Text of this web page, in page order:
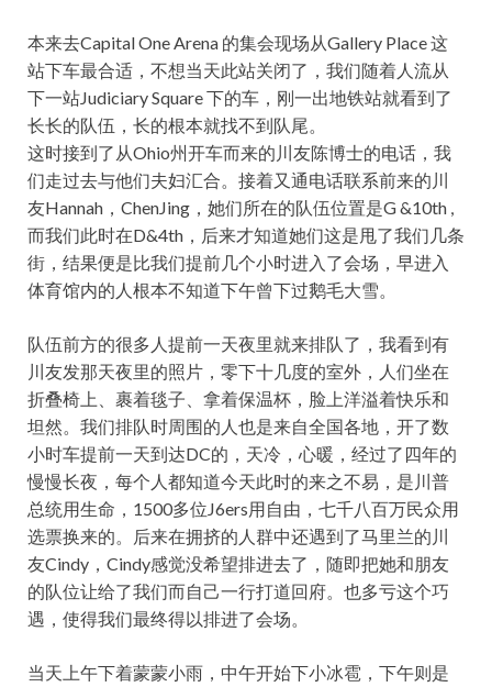
本来去Capital One Arena 的集会现场从Gallery Place 这
站下车最合适，不想当天此站关闭了，我们随着人流从
下一站Judiciary Square 下的车，刚一出地铁站就看到了
长长的队伍，长的根本就找不到队尾。
这时接到了从Ohio州开车而来的川友陈博士的电话，我
们走过去与他们夫妇汇合。接着又通电话联系前来的川
友Hannah，ChenJing，她们所在的队伍位置是G &10th ,
而我们此时在D&4th，后来才知道她们这是甩了我们几条
街，结果便是比我们提前几个小时进入了会场，早进入
体育馆内的人根本不知道下午曾下过鹅毛大雪。
队伍前方的很多人提前一天夜里就来排队了，我看到有
川友发那天夜里的照片，零下十几度的室外，人们坐在
折叠椅上、裹着毯子、拿着保温杯，脸上洋溢着快乐和
坦然。我们排队时周围的人也是来自全国各地，开了数
小时车提前一天到达DC的，天冷，心暖，经过了四年的
慢慢长夜，每个人都知道今天此时的来之不易，是川普
总统用生命，1500多位J6ers用自由，七千八百万民众用
选票换来的。后来在拥挤的人群中还遇到了马里兰的川
友Cindy，Cindy感觉没希望排进去了，随即把她和朋友
的队位让给了我们而自己一行打道回府。也多亏这个巧
遇，使得我们最终得以排进了会场。
当天上午下着蒙蒙小雨，中午开始下小冰雹，下午则是